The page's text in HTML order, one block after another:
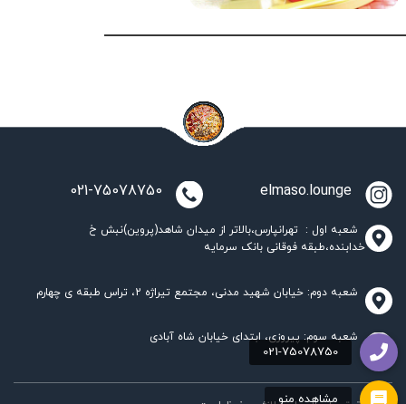
elmaso.lounge
شعبه اول : تهرانپارس،بالاتر از میدان شاهد(پروین)نبش خ
خدابنده،طبقه فوقانی بانک سرمایه
شعبه دوم: خیابان شهید مدنی، مجتمع تیراژه 2، تراس طبقه ی چهارم
شعبه سوم: پیروزی، ابتدای خیابان شاه آبادی